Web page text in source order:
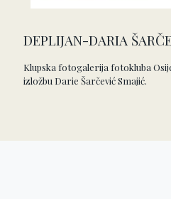
DEPLIJAN-DARIA
Klupska fotogalerija fotokluba
izložbu Darie Šarčević Smajić.